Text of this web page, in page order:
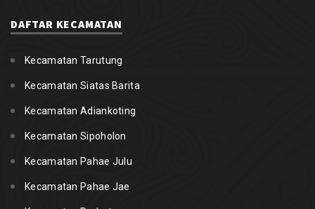
DAFTAR KECAMATAN
Kecamatan Tarutung
Kecamatan Siatas Barita
Kecamatan Adiankoting
Kecamatan Sipoholon
Kecamatan Pahae Julu
Kecamatan Pahae Jae